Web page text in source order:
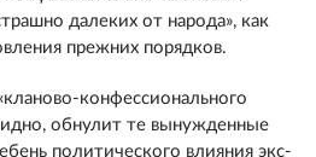
далеких от народа», как
прежних порядков.
конфессионального
обнулит те вынужденные
политического влияния экс-